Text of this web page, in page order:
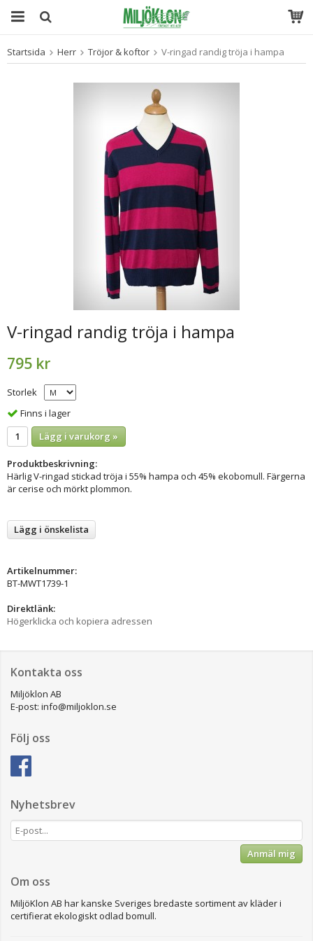
Produkten har blivit tillagd i varukorgen
Startsida Herr Tröjor & koftor V-ringad randig tröja i hampa
V-ringad randig tröja i hampa
795 kr
Storlek
Finns i lager
Lägg i varukorg »
Produktbeskrivning:
Härlig V-ringad stickad tröja i 55% hampa och 45% ekobomull. Färgerna
är cerise och mörkt plommon.
Lägg i önskelista
Artikelnummer:
BT-MWT1739-1
Direktlänk:
Högerklicka och kopiera adressen
Kontakta oss
Miljöklon AB
E-post: info@miljoklon.se
Följ oss
Nyhetsbrev
Anmäl mig
Om oss
MiljöKlon AB har kanske Sveriges bredaste sortiment av kläder i
certifierat ekologiskt odlad bomull.